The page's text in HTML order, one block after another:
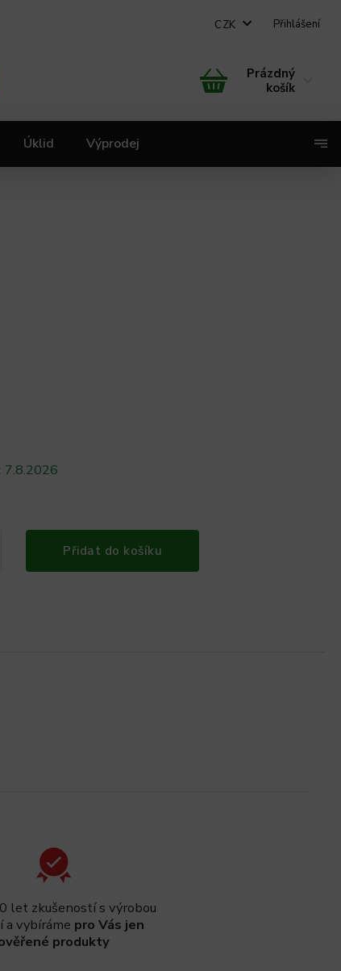
CZK Přihlášení
Prázdný
košík
Úklid Výprodej
7.8.2026
Přidat do košíku
let zkušeností s výrobou
a vybíráme pro Vás jen
produkty